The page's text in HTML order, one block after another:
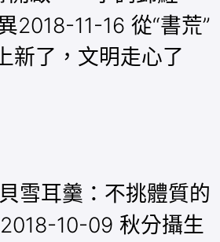
2018-11-16 從“書荒”
新了，文明走心了
雪耳羹：不挑體質的
10-09 秋分攝生